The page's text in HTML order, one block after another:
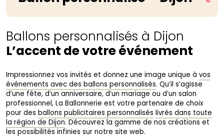
Ballons personnalisés à Dijon
L’accent de votre événement
Impressionnez vos invités et donnez une image unique à vos
événements avec des ballons personnalisés. Qu’il s’agisse
d’une fête, d’un anniversaire, d’un mariage ou d’un salon
professionnel, La Ballonnerie est votre partenaire de choix
pour des ballons publicitaires personnalisés livrés dans toute
la région de Dijon. Découvrez la gamme de nos créations et
les possibilités infinies sur notre site web.